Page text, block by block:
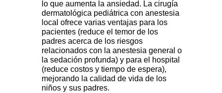
lo que aumenta la ansiedad. La cirugía
dermatológica pediátrica con anestesia
local ofrece varias ventajas para los
pacientes (reduce el temor de los
padres acerca de los riesgos
relacionados con la anestesia general o
la sedación profunda) y para el hospital
(reduce costos y tiempo de espera),
mejorando la calidad de vida de los
niños y sus padres.